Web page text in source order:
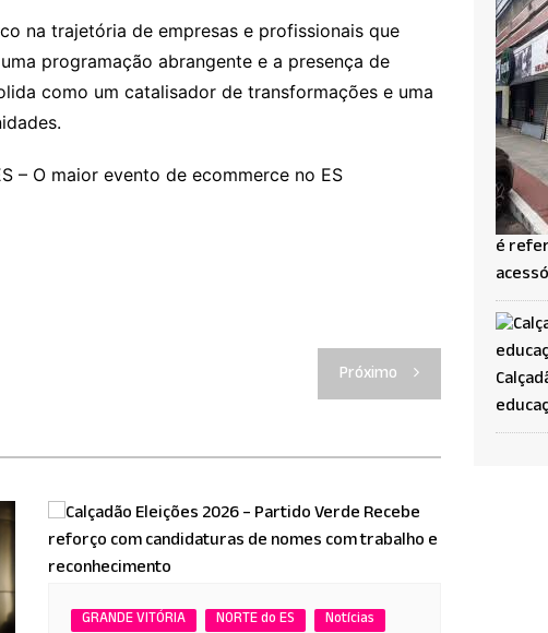
na trajetória de empresas e profissionais que
programação abrangente e a presença de
como um catalisador de transformações e uma
– O maior evento de ecommerce no ES
Próximo
GRANDE VITÓRIA NORTE do ES
Notícias
é